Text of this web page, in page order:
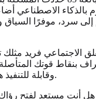
بالذكاء الاصطناعي
سرد، موفرًا السياق
الاجتماعي فريد مثلك
بنقاط قوتك
وقابلة للتنفيذ هو مفتاح التقدم الهادف.
هل أنت مستعد لفتح